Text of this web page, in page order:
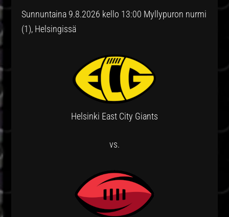
Sunnuntaina 9.8.2026 kello 13:00 Myllypuron nurmi
(1), Helsingissä
Helsinki East City Giants
vs.